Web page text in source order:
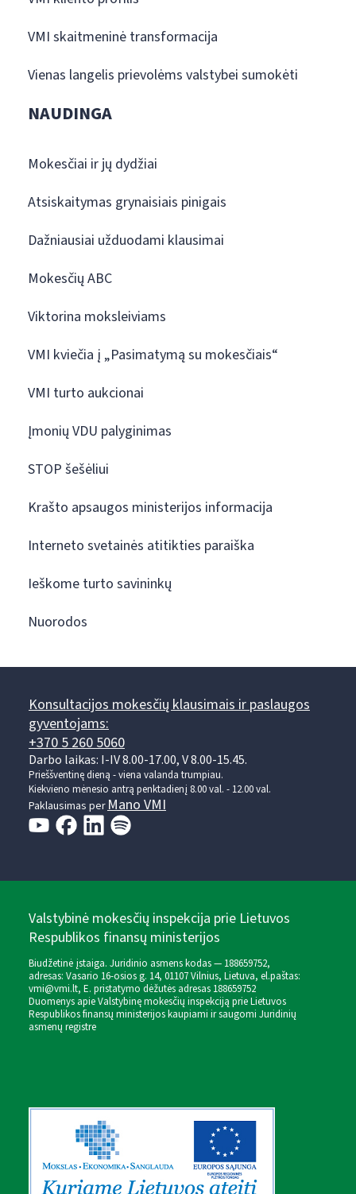
VMI skaitmeninė transformacija
Vienas langelis prievolėms valstybei sumokėti
NAUDINGA
Mokesčiai ir jų dydžiai
Atsiskaitymas grynaisiais pinigais
Dažniausiai užduodami klausimai
Mokesčių ABC
Viktorina moksleiviams
VMI kviečia į „Pasimatymą su mokesčiais“
VMI turto aukcionai
Įmonių VDU palyginimas
STOP šešėliui
Krašto apsaugos ministerijos informacija
Interneto svetainės atitikties paraiška
Ieškome turto savininkų
Nuorodos
Konsultacijos mokesčių klausimais ir paslaugos
gyventojams:
+370 5 260 5060
Darbo laikas: I-IV 8.00-17.00, V 8.00-15.45.
Prieššventinę dieną - viena valanda trumpiau.
Kiekvieno mėnesio antrą penktadienį 8.00 val. - 12.00 val.
Paklausimas per Mano VMI
Valstybinė mokesčių inspekcija prie Lietuvos
Respublikos finansų ministerijos
Biudžetinė įstaiga. Juridinio asmens kodas — 188659752,
adresas: Vasario 16-osios g. 14, 01107 Vilnius, Lietuva, el.paštas:
vmi@vmi.lt, E. pristatymo dėžutės adresas 188659752
Duomenys apie Valstybinę mokesčių inspekciją prie Lietuvos
Respublikos finansų ministerijos kaupiami ir saugomi Juridinių
asmenų registre